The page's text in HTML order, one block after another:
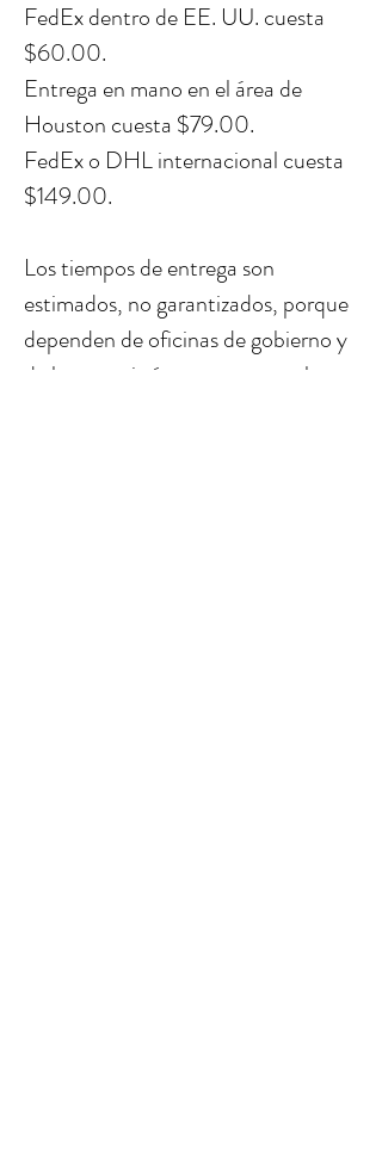
FedEx dentro de EE. UU. cuesta
$60.00.
Entrega en mano en el área de
Houston cuesta $79.00.
FedEx o DHL internacional cuesta
$149.00.
Los tiempos de entrega son
estimados, no garantizados, porque
dependen de oficinas de gobierno y
de la mensajería que no controlamos